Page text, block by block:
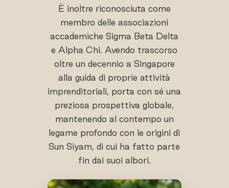
È inoltre riconosciuta come
membro delle associazioni
accademiche Sigma Beta Delta
e Alpha Chi. Avendo trascorso
oltre un decennio a Singapore
alla guida di proprie attività
imprenditoriali, porta con sé una
preziosa prospettiva globale,
mantenendo al contempo un
legame profondo con le origini di
Sun Siyam, di cui ha fatto parte
fin dai suoi albori.